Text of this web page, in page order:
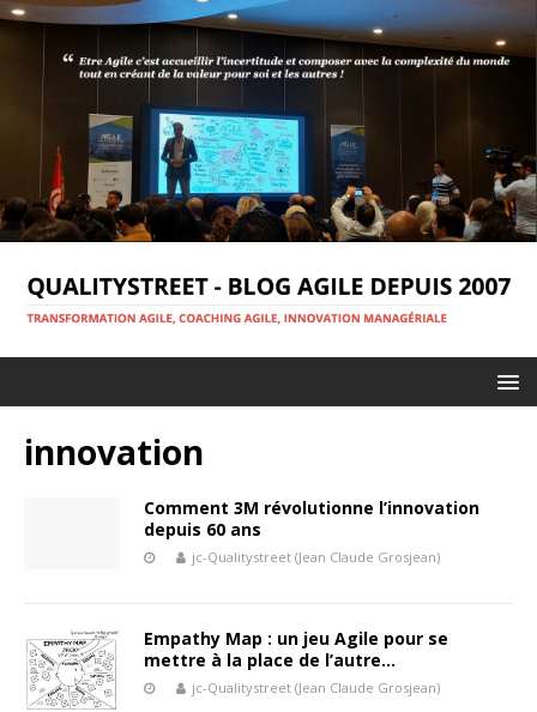
innovation
Comment 3M révolutionne l’innovation
depuis 60 ans
jc-Qualitystreet (Jean Claude Grosjean)
Empathy Map : un jeu Agile pour se
mettre à la place de l’autre…
jc-Qualitystreet (Jean Claude Grosjean)